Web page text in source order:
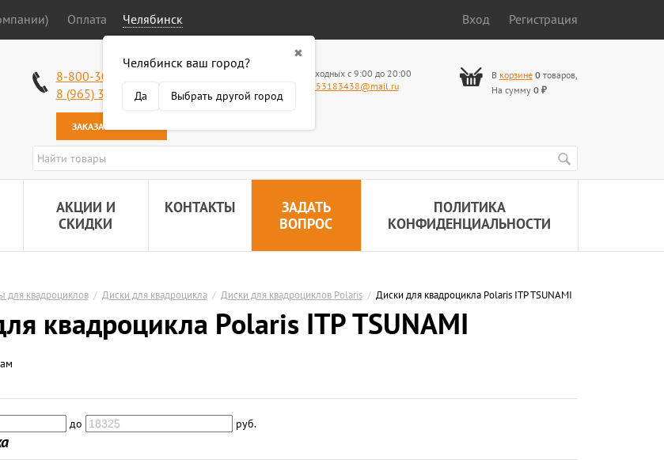
Оплата Челябинск
✖
Челябинск ваш город?
Да Выбрать другой город
Вход Регистрация
8-800-301-50-58
8 (965) 318-34-38
ЗАКАЗАТЬ ЗВОНОК
Работаем без выходных с 9:00 до 20:00
89653183438@mail.ru
В корзине 0товаров,
На сумму 0 ₽
АКЦИИ И
СКИДКИ
КОНТАКТЫ
ЗАДАТЬ
ВОПРОС
ПОЛИТИКА
КОНФИДЕНЦИАЛЬНОСТИ
для квадроциклов / Диски для квадроцикла / Диски для квадроциклов Polaris / Диски для квадроцикла Polaris ITP TSUNAMI
квадроцикла Polaris ITP TSUNAMI
до руб.